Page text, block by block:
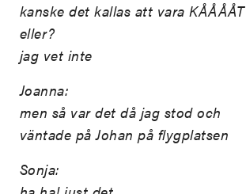
kanske det kallas att vara KÅÅÅÅT
eller?
jag vet inte
Joanna:
men så var det då jag stod och
väntade på Johan på flygplatsen
Sonja: